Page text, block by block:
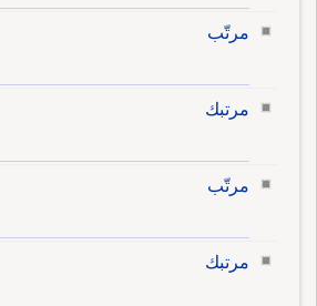
مرتّب
مرتبك
مرتّب
مرتبك